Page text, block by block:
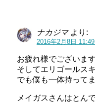
ナカジマ より:
2016年2月8日
お疲れ様でございます
そしてエリゴールス
でも僕も一体持って
メイガスさんはとん